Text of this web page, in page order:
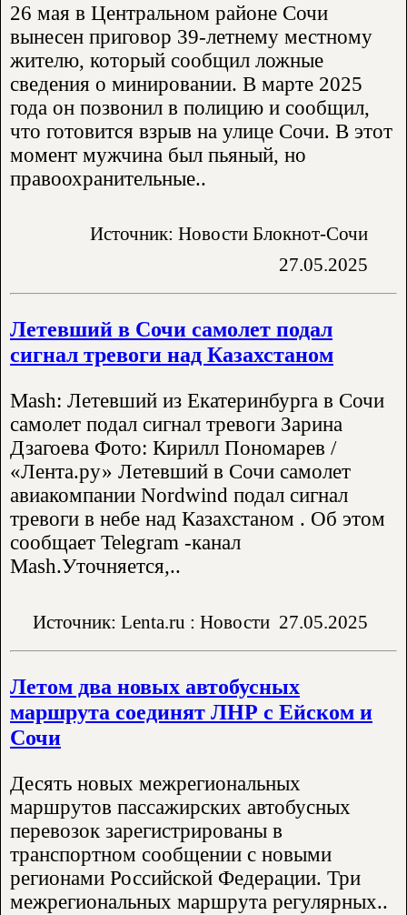
26 мая в Центральном районе Сочи
вынесен приговор 39-летнему местному
жителю, который сообщил ложные
сведения о минировании. В марте 2025
года он позвонил в полицию и сообщил,
что готовится взрыв на улице Сочи. В этот
момент мужчина был пьяный, но
правоохранительные..
Источник: Новости Блокнот-Сочи
27.05.2025
Летевший в Сочи самолет подал
сигнал тревоги над Казахстаном
Mash: Летевший из Екатеринбурга в Сочи
самолет подал сигнал тревоги Зарина
Дзагоева Фото: Кирилл Пономарев /
«Лента.ру» Летевший в Сочи самолет
авиакомпании Nordwind подал сигнал
тревоги в небе над Казахстаном . Об этом
сообщает Telegram -канал
Mash.Уточняется,..
Источник: Lenta.ru : Новости 27.05.2025
Летом два новых автобусных
маршрута соединят ЛНР с Ейском и
Сочи
Десять новых межрегиональных
маршрутов пассажирских автобусных
перевозок зарегистрированы в
транспортном сообщении с новыми
регионами Российской Федерации. Три
межрегиональных маршрута регулярных..